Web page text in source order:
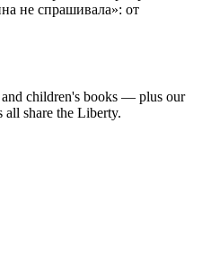
не спрашивала»: от
children's books — plus our
all share the Liberty.